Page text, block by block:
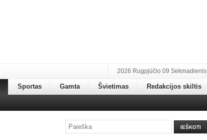
2026 Rugpjūčio 09 Sekmadienis
Sportas Gamta Švietimas Redakcijos skiltis